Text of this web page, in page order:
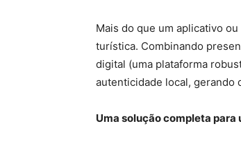
Mais do que um aplicativo
turística. Combinando
digital (uma plataforma
autenticidade local, gerando
Uma solução completa